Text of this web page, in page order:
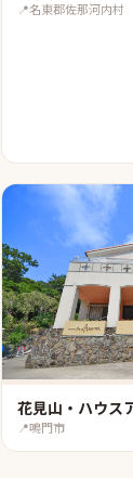
📍名東郡佐那河内村
花見山・ハウス
📍鳴門市